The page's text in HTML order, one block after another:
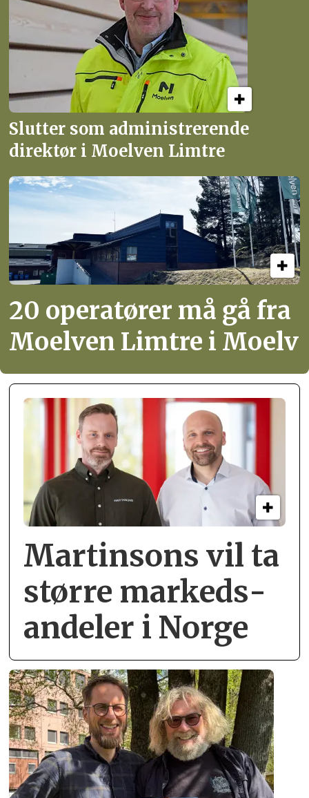
Slutter som administrerende
direktør i Moelven Limtre
20 operatører må gå fra
Moelven Limtre i Moelv
Martinsons vil ta
større markeds­
andeler i Norge